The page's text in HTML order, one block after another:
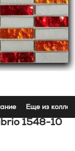
Еще из
1548-10